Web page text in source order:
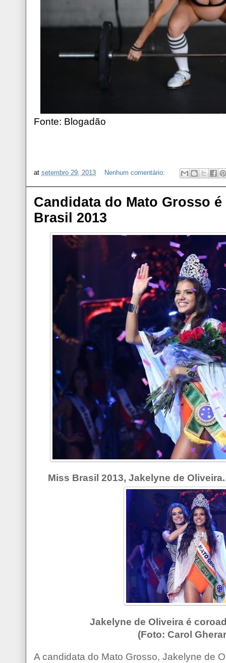
Fonte: Blogadão
at setembro 29, 2013 Nenhum comentário:
Candidata do Mato Grosso
Brasil 2013
Miss Brasil 2013, Jakelyne de
Jakelyne de Oliveira é
(Foto: Carol
A candidata do Mato Grosso, Jakelyne de